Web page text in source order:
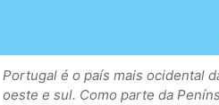
Portugal é o país mais ocidental
oeste e sul. Como parte da